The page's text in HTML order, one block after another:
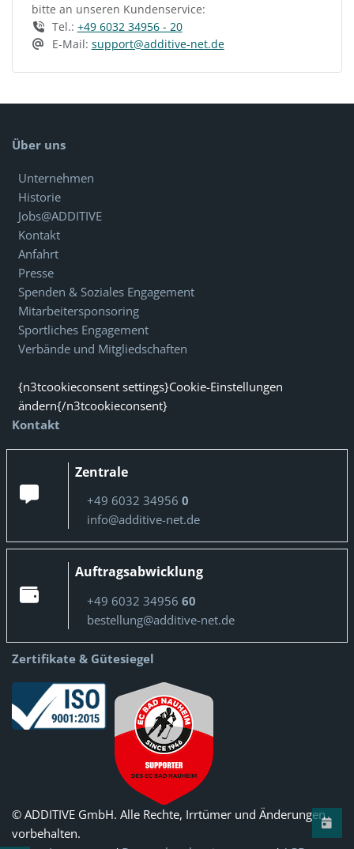
bitte an unseren Kundenservice:
Tel.: +49 6032 34956 - 20
E-Mail: support@additive-net.de
Über uns
Unternehmen
Historie
Jobs@ADDITIVE
Kontakt
Anfahrt
Presse
Spenden & Soziales Engagement
Mitarbeitersponsoring
Sportliches Engagement
Verbände und Mitgliedschaften
{n3tcookieconsent settings}Cookie-Einstellungen
ändern{/n3tcookieconsent}
Kontakt
Zentrale
+49 6032 34956 0
info@additive-net.de
Auftragsabwicklung
+49 6032 34956 60
bestellung@additive-net.de
Zertifikate & Gütesiegel
© ADDITIVE GmbH. Alle Rechte, Irrtümer und Änderungen
vorbehalten.